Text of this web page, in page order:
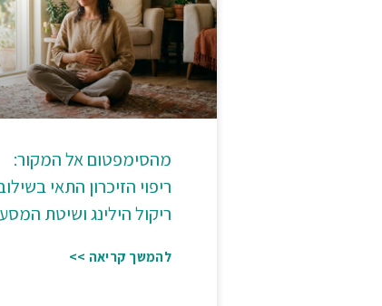
מהסימפטום אל המקור:
ריפוי הזיכרון התאי
ריקול הילינג ושיטת המסע
להמשך קריאה >>